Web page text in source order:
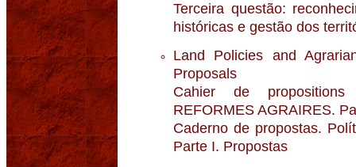
Terceira questão:
históricas e gestão dos
Land Policies and
Proposals
Cahier de propositions
REFORMES AGRAIRES.
Caderno de propostas.
Parte I. Propostas